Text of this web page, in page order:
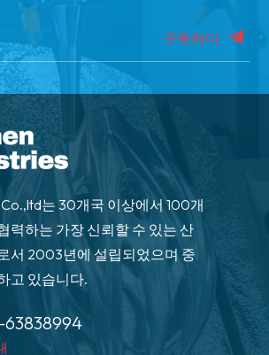
구독하다
Co.,ltd는 30개국 이상에서 100개
력하는 가장 신뢰할 수 있는 산
서 2003년에 설립되었으며 중
고 있습니다.
63838994